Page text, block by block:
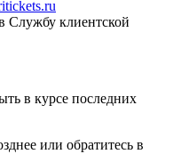
Службу клиентской
в курсе последних
или обратитесь в